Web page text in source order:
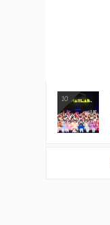
10